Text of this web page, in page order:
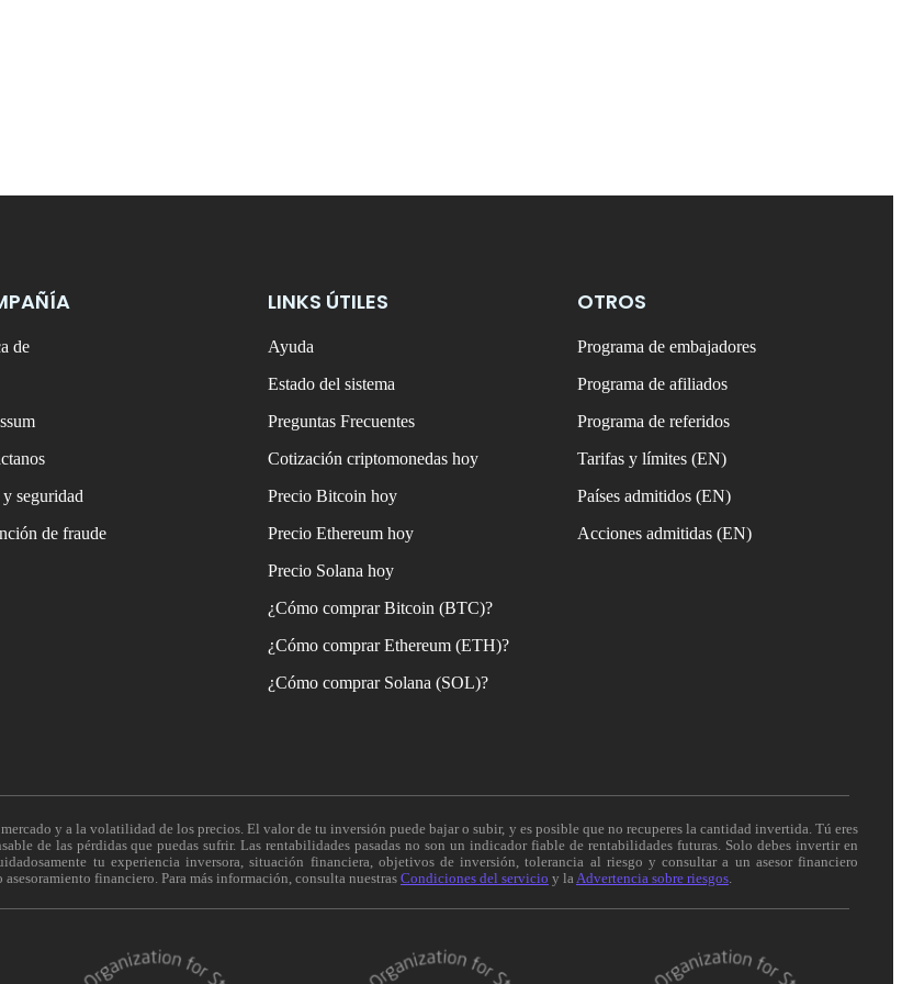
de
seguridad
de fraude
LINKS ÚTILES
Ayuda
Estado del sistema
Preguntas Frecuentes
Cotización criptomonedas hoy
Precio Bitcoin hoy
Precio Ethereum hoy
Precio Solana hoy
¿Cómo comprar Bitcoin (BTC)?
¿Cómo comprar Ethereum (ETH)?
¿Cómo comprar Solana (SOL)?
OTROS
Programa de embajadores
Programa de afiliados
Programa de referidos
Tarifas y límites (EN)
Países admitidos (EN)
Acciones admitidas (EN)
y a la volatilidad de los precios. El valor de tu inversión puede bajar o subir, y es posible que no recuperes la cantidad invertida. Tú eres
de las pérdidas que puedas sufrir. Las rentabilidades pasadas no son un indicador fiable de rentabilidades futuras. Solo debes invertir en
tu experiencia inversora, situación financiera, objetivos de inversión, tolerancia al riesgo y consultar a un asesor financiero
financiero. Para más información, consulta nuestras Condiciones del servicio y la Advertencia sobre riesgos